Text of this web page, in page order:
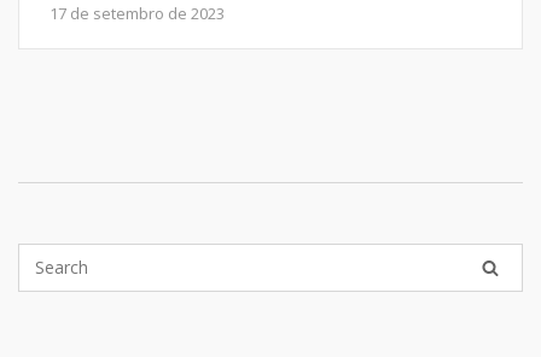
17 de setembro de 2023